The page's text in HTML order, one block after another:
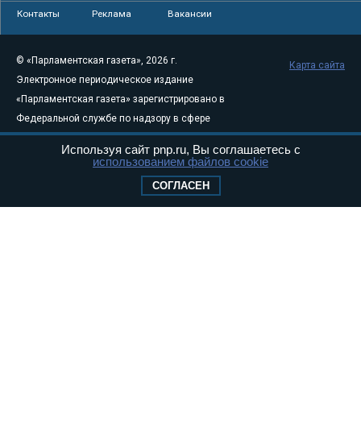
Контакты Реклама Вакансии
© «Парламентская газета», 2026 г.
Электронное периодическое издание
«Парламентская газета» зарегистрировано в
Федеральной службе по надзору в сфере
связи, информационных технологий и
массовых коммуникаций (Роскомнадзор) 05
Свидетельство о регистрации Эл № ФС77-
Карта сайта
Используя сайт pnp.ru, Вы соглашаетесь с
использованием файлов cookie
СОГЛАСЕН